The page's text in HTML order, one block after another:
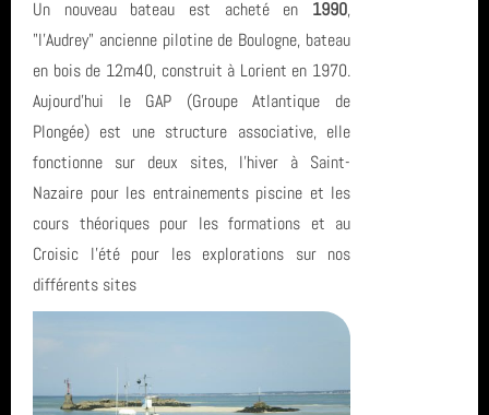
PluXml
carrière
TIV
Socoa Pyrenees Atlantique
Sortie
SCP
janvier 2026 (1)
décembre 2025 (2)
novembre 2025 (1)
octobre 2025 (3)
août 2025 (1)
année 2023 (8)
Un nouveau bateau est acheté en 1990,
"l'Audrey" ancienne pilotine de Boulogne, bateau
en bois de 12m40, construit à Lorient en 1970.
Aujourd'hui le GAP (Groupe Atlantique de
Plongée) est une structure associative, elle
fonctionne sur deux sites, l'hiver à Saint-
Nazaire pour les entrainements piscine et les
cours théoriques pour les formations et au
Croisic l'été pour les explorations sur nos
différents sites